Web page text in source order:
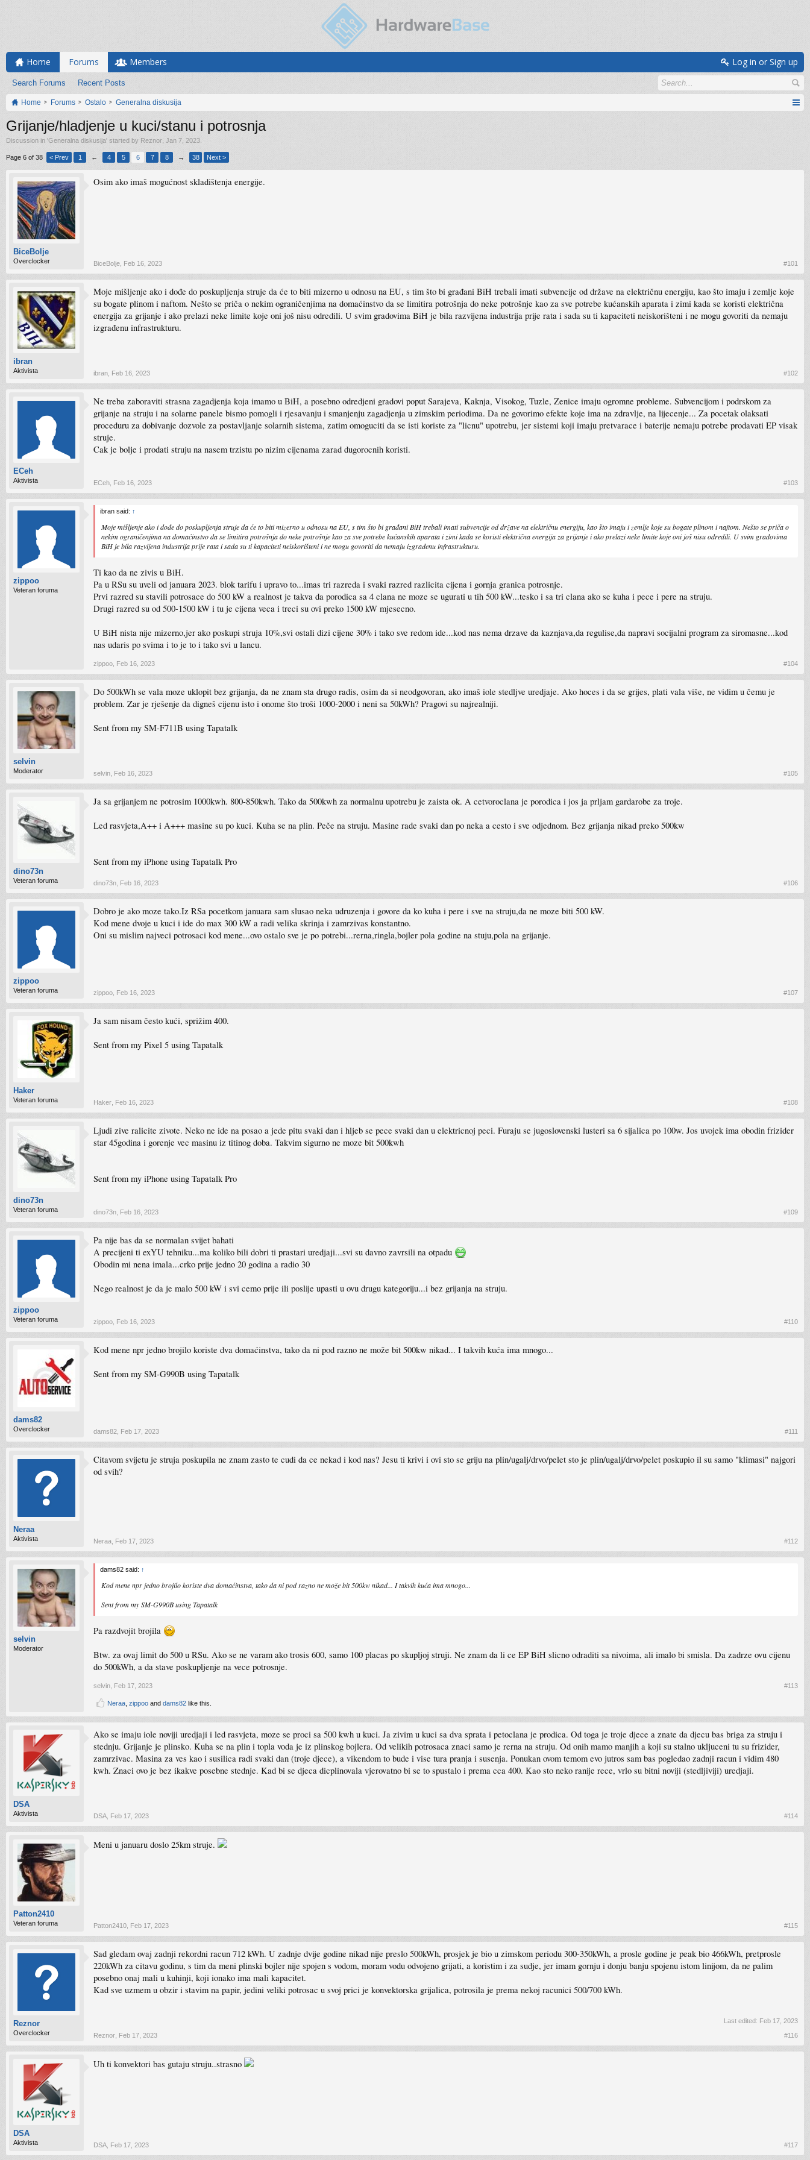
Home Forums
Search Forums Recent Posts
Members Log in or Sign up
Home Forums Ostalo Generalna diskusija
Grijanje/hladjenje u kuci/stanu i potrosnja
Discussion in 'Generalna diskusija' started by Reznor Jan 7, 2023
Page 6 of 38 < Prev 1 ← 4 5 6 7 8 → 38 Next >
BiceBolje
Overclocker
Osim ako imaš mogućnost skladištenja energije.
BiceBolje Feb 16, 2023 #101
ibran
Aktivista
Moje mišljenje ako i dođe do poskupljenja struje da će to biti mizerno u odnosu na EU, s tim što bi građani BiH trebali imati subvencije od države na električnu energiju, kao što imaju i zemlje koje
su bogate plinom i naftom. Nešto se priča o nekim ograničenjima na domaćinstvo da se limitira potrošnja do neke potrošnje kao za sve potrebe kućanskih aparata i zimi kada se koristi električna
energija za grijanje i ako prelazi neke limite koje oni još nisu odredili. U svim gradovima BiH je bila razvijena industrija prije rata i sada su ti kapaciteti neiskorišteni i ne mogu govoriti da nemaju
izgrađenu infrastrukturu.
ibran Feb 16, 2023 #102
ECeh
Aktivista
Ne treba zaboraviti strasna zagadjenja koja imamo u BiH, a posebno odredjeni gradovi poput Sarajeva, Kaknja, Visokog, Tuzle, Zenice imaju ogromne probleme. Subvencijom i podrskom za
grijanje na struju i na solarne panele bismo pomogli i rjesavanju i smanjenju zagadjenja u zimskim periodima. Da ne govorimo efekte koje ima na zdravlje, na lijecenje... Za pocetak olaksati
proceduru za dobivanje dozvole za postavljanje solarnih sistema, zatim omoguciti da se isti koriste za "licnu" upotrebu, jer sistemi koji imaju pretvarace i baterije nemaju potrebe prodavati EP visak
struje.
Cak je bolje i prodati struju na nasem trzistu po nizim cijenama zarad dugorocnih koristi.
ECeh Feb 16, 2023 #103
zippoo
Veteran foruma
ibran said: ↑
Moje mišljenje ako i dođe do poskupljenja struje da će to biti mizerno u odnosu na EU, s tim što bi građani BiH trebali imati subvencije od države na električnu energiju, kao što imaju i zemlje koje su bogate plinom i naftom. Nešto se priča o
nekim ograničenjima na domaćinstvo da se limitira potrošnja do neke potrošnje kao za sve potrebe kućanskih aparata i zimi kada se koristi električna energija za grijanje i ako prelazi neke limite koje oni još nisu odredili. U svim gradovima
BiH je bila razvijena industrija prije rata i sada su ti kapaciteti neiskorišteni i ne mogu govoriti da nemaju izgrađenu infrastrukturu.
Ti kao da ne zivis u BiH.
Pa u RSu su uveli od januara 2023. blok tarifu i upravo to...imas tri razreda i svaki razred razlicita cijena i gornja granica potrosnje.
Prvi razred su stavili potrosace do 500 kW a realnost je takva da porodica sa 4 clana ne moze se ugurati u tih 500 kW...tesko i sa tri clana ako se kuha i pece i pere na struju.
Drugi razred su od 500-1500 kW i tu je cijena veca i treci su ovi preko 1500 kW mjesecno.
U BiH nista nije mizerno,jer ako poskupi struja 10%,svi ostali dizi cijene 30% i tako sve redom ide...kod nas nema drzave da kaznjava,da regulise,da napravi socijalni program za siromasne...kod
nas udaris po svima i to je to i tako svi u lancu.
zippoo Feb 16, 2023 #104
selvin
Moderator
Do 500kWh se vala moze uklopit bez grijanja, da ne znam sta drugo radis, osim da si neodgovoran, ako imaš iole stedljve uredjaje. Ako hoces i da se grijes, plati vala više, ne vidim u čemu je
problem. Zar je rješenje da digneš cijenu isto i onome što troši 1000-2000 i neni sa 50kWh? Pragovi su najrealniji.
Sent from my SM-F711B using Tapatalk
selvin Feb 16, 2023 #105
dino73n
Veteran foruma
Ja sa grijanjem ne potrosim 1000kwh. 800-850kwh. Tako da 500kwh za normalnu upotrebu je zaista ok. A cetvoroclana je porodica i jos ja prljam gardarobe za troje.
Led rasvjeta,A++ i A+++ masine su po kuci. Kuha se na plin. Peče na struju. Masine rade svaki dan po neka a cesto i sve odjednom. Bez grijanja nikad preko 500kw
Sent from my iPhone using Tapatalk Pro
dino73n Feb 16, 2023 #106
zippoo
Veteran foruma
Dobro je ako moze tako.Iz RSa pocetkom januara sam slusao neka udruzenja i govore da ko kuha i pere i sve na struju,da ne moze biti 500 kW.
Kod mene dvoje u kuci i ide do max 300 kW a radi velika skrinja i zamrzivas konstantno.
Oni su mislim najveci potrosaci kod mene...ovo ostalo sve je po potrebi...rerna,ringla,bojler pola godine na stuju,pola na grijanje.
zippoo Feb 16, 2023 #107
Haker
Veteran foruma
Ja sam nisam često kući, sprižim 400.
Sent from my Pixel 5 using Tapatalk
Haker Feb 16, 2023 #108
dino73n
Veteran foruma
Ljudi zive ralicite zivote. Neko ne ide na posao a jede pitu svaki dan i hljeb se pece svaki dan u elektricnoj peci. Furaju se jugoslovenski lusteri sa 6 sijalica po 100w. Jos uvojek ima obodin frizider
star 45godina i gorenje vec masinu iz titinog doba. Takvim sigurno ne moze bit 500kwh
Sent from my iPhone using Tapatalk Pro
dino73n Feb 16, 2023 #109
zippoo
Veteran foruma
Pa nije bas da se normalan svijet bahati
A precijeni ti exYU tehniku...ma koliko bili dobri ti prastari uredjaji...svi su davno zavrsili na otpadu
Obodin mi nena imala...crko prije jedno 20 godina a radio 30
Nego realnost je da je malo 500 kW i svi cemo prije ili poslije upasti u ovu drugu kategoriju...i bez grijanja na struju.
zippoo Feb 16, 2023 #110
dams82
Overclocker
Kod mene npr jedno brojilo koriste dva domaćinstva, tako da ni pod razno ne može bit 500kw nikad... I takvih kuća ima mnogo...
Sent from my SM-G990B using Tapatalk
dams82 Feb 17, 2023 #111
Neraa
Aktivista
Citavom svijetu je struja poskupila ne znam zasto te cudi da ce nekad i kod nas? Jesu ti krivi i ovi sto se griju na plin/ugalj/drvo/pelet sto je plin/ugalj/drvo/pelet poskupio il su samo "klimasi" najgori
od svih?
Neraa Feb 17, 2023 #112
selvin
Moderator
dams82 said: ↑
Kod mene npr jedno brojilo koriste dva domaćinstva, tako da ni pod razno ne može bit 500kw nikad... I takvih kuća ima mnogo...
Sent from my SM-G990B using Tapatalk
Pa razdvojit brojila
Btw. za ovaj limit do 500 u RSu. Ako se ne varam ako trosis 600, samo 100 placas po skupljoj struji. Ne znam da li ce EP BiH slicno odraditi sa nivoima, ali imalo bi smisla. Da zadrze ovu cijenu
do 500kWh, a da stave poskupljenje na vece potrosnje.
selvin Feb 17, 2023 #113
Neraa zippoo and dams82 like this.
DSA
Aktivista
Ako se imaju iole noviji uredjaji i led rasvjeta, moze se proci sa 500 kwh u kuci. Ja zivim u kuci sa dva sprata i petoclana je prodica. Od toga je troje djece a znate da djecu bas briga za struju i
stednju. Grijanje je plinsko. Kuha se na plin i topla voda je iz plinskog bojlera. Od velikih potrosaca znaci samo je rerna na struju. Od onih mamo manjih a koji su stalno ukljuceni tu su frizider,
zamrzivac. Masina za ves kao i susilica radi svaki dan (troje djece), a vikendom to bude i vise tura pranja i susenja. Ponukan ovom temom evo jutros sam bas pogledao zadnji racun i vidim 480
kwh. Znaci ovo je bez ikakve posebne stednje. Kad bi se djeca dicplinovala vjerovatno bi se to spustalo i prema cca 400. Kao sto neko ranije rece, vrlo su bitni noviji (stedljiviji) uredjaji.
DSA Feb 17, 2023 #114
Patton2410
Veteran foruma
Meni u januaru doslo 25km struje.
Patton2410 Feb 17, 2023 #115
Reznor
Overclocker
Sad gledam ovaj zadnji rekordni racun 712 kWh. U zadnje dvije godine nikad nije preslo 500kWh, prosjek je bio u zimskom periodu 300-350kWh, a prosle godine je peak bio 466kWh, pretprosle
220kWh za citavu godinu, s tim da meni plinski bojler nije spojen s vodom, moram vodu odvojeno grijati, a koristim i za sudje, jer imam gornju i donju banju spojenu istom linijom, da ne palim
posebno onaj mali u kuhinji, koji ionako ima mali kapacitet.
Kad sve uzmem u obzir i stavim na papir, jedini veliki potrosac u svoj prici je konvektorska grijalica, potrosila je prema nekoj racunici 500/700 kWh.
Last edited: Feb 17, 2023
Reznor Feb 17, 2023 #116
DSA
Aktivista
Uh ti konvektori bas gutaju struju..strasno
DSA Feb 17, 2023 #117